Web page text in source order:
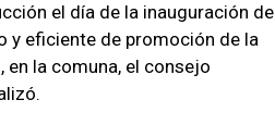
el día de la inauguración de
y eficiente de promoción de la
la comuna, el consejo